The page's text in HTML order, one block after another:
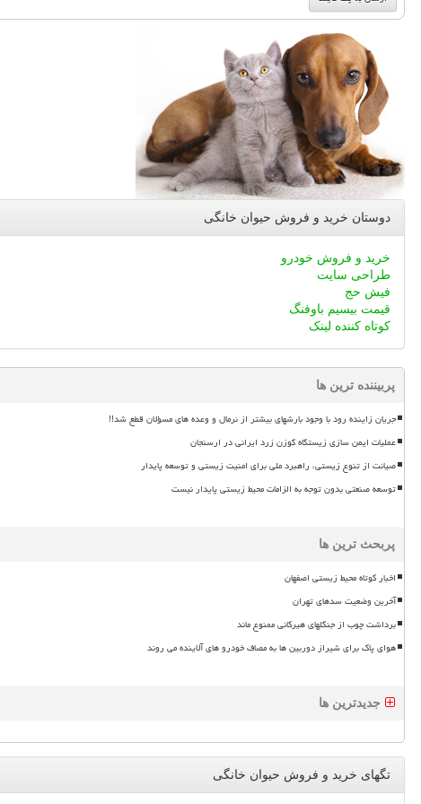
دوستان خرید و فروش حیوان خانگی
خرید و فروش خودرو
طراحی سایت
فیش حج
قیمت بیسیم باوفنگ
کوتاه کننده لینک
پربیننده ترین ها
جریان زاینده رود با وجود بارشهای بیشتر از نرمال و وعده های مسؤلان قطع شد!!
عملیات ایمن سازی زیستگاه گوزن زرد ایرانی در ارسنجان
صیانت از تنوع زیستی، راهبرد ملی برای امنیت زیستی و توسعه پایدار
توسعه صنعتی بدون توجه به الزامات محیط زیستی پایدار نیست
پربحث ترین ها
اخبار کوتاه محیط زیستی اصفهان
آخرین وضعیت سدهای تهران
برداشت چوب از جنگلهای هیرکانی ممنوع ماند
هوای پاک برای شیراز دوربین ها به مصاف خودرو های آلاینده می روند
جدیدترین ها
تگهای خرید و فروش حیوان خانگی